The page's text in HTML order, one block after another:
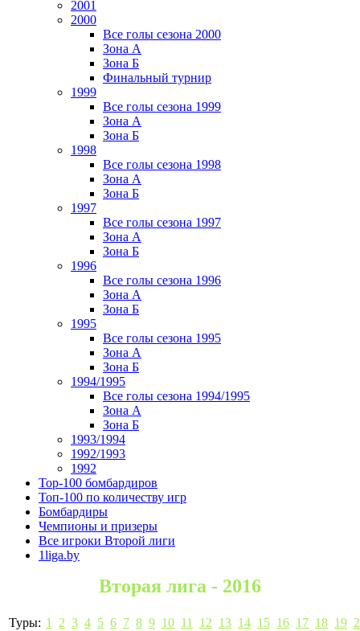
2001
2000
Все голы сезона 2000
Зона А
Зона Б
Финальный турнир
1999
Все голы сезона 1999
Зона А
Зона Б
1998
Все голы сезона 1998
Зона А
Зона Б
1997
Все голы сезона 1997
Зона А
Зона Б
1996
Все голы сезона 1996
Зона А
Зона Б
1995
Все голы сезона 1995
Зона А
Зона Б
1994/1995
Все голы сезона 1994/1995
Зона А
Зона Б
1993/1994
1992/1993
1992
Top-100 бомбардиров
Топ-100 по количеству игр
Бомбардиры
Чемпионы и призеры
Все игроки Второй лиги
1liga.by
Вторая лига - 2016
Туры: 1 2 3 4 5 6 7 8 9 10 11 12 13 14 15 16 17 18 19